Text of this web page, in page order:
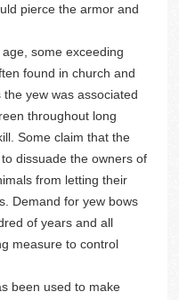
pierce the armor and
some exceeding
found in church and
yew was associated
throughout long
Some claim that the
dissuade the owners of
from letting their
Demand for yew bows
of years and all
measure to control
been used to make